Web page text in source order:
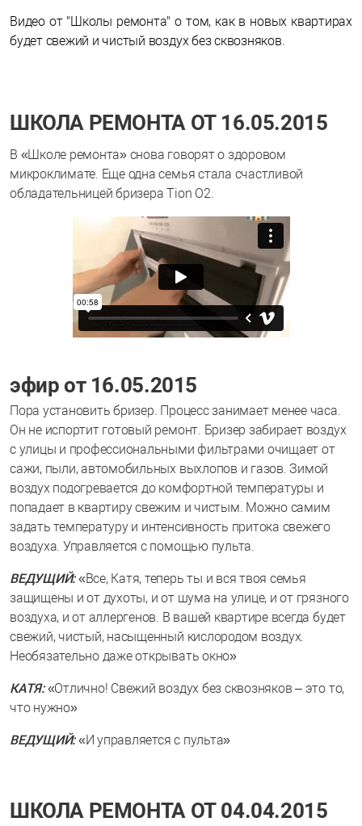
Видео от "Школы ремонта" о том, как в новых квартирах
будет свежий и чистый воздух без сквозняков.
ШКОЛА РЕМОНТА ОТ 16.05.2015
В «Школе ремонта» снова говорят о здоровом
микроклимате. Еще одна семья стала счастливой
обладательницей бризера Tion O2.
эфир от 16.05.2015
Пора установить бризер. Процесс занимает менее часа.
Он не испортит готовый ремонт. Бризер забирает воздух
с улицы и профессиональными фильтрами очищает от
сажи, пыли, автомобильных выхлопов и газов. Зимой
воздух подогревается до комфортной температуры и
попадает в квартиру свежим и чистым. Можно самим
задать температуру и интенсивность притока свежего
воздуха. Управляется с помощью пульта.
ВЕДУЩИЙ: «Все, Катя, теперь ты и вся твоя семья
защищены и от духоты, и от шума на улице, и от грязного
воздуха, и от аллергенов. В вашей квартире всегда будет
свежий, чистый, насыщенный кислородом воздух.
Необязательно даже открывать окно»
КАТЯ: «Отлично! Свежий воздух без сквозняков – это то,
что нужно»
ВЕДУЩИЙ: «И управляется с пульта»
ШКОЛА РЕМОНТА ОТ 04.04.2015